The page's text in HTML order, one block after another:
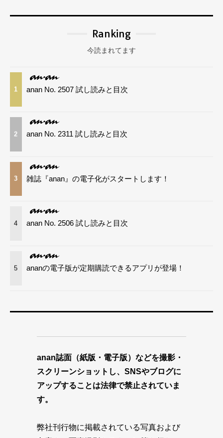
Ranking
今読まれてます
1 anan No. 2507 試し読みと目次
2 anan No. 2311 試し読みと目次
3 雑誌『anan』の電子化がスタートします！
4 anan No. 2506 試し読みと目次
5 ananの電子版が定期購読できるアプリが登場！
anan誌面（紙版・電子版）などを撮影・
スクリーンショットし、SNSやブログに
アップすることは法律で禁止されていま
す。
弊社刊行物に掲載されている写真および